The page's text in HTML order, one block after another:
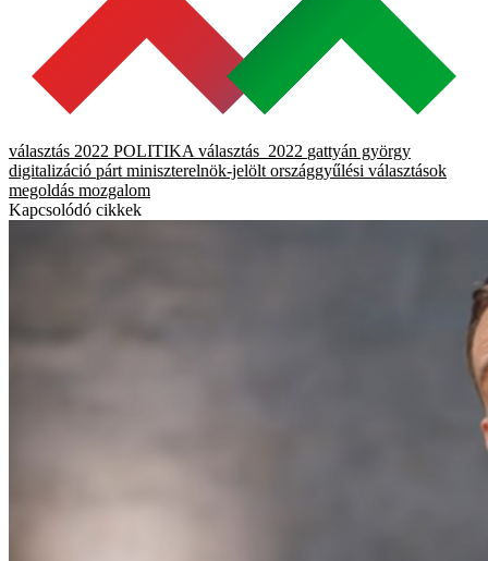
választás 2022 POLITIKA választás_2022 gattyán györgy
digitalizáció párt miniszterelnök-jelölt országgyűlési választások
megoldás mozgalom
Kapcsolódó cikkek